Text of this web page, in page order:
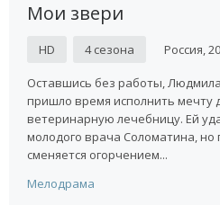
Мои звери
HD 4 сезона Россия,
Оставшись без работы,
пришло время исполнить мечту
ветеринарную лечебницу. Ей
молодого врача Соломатина, но
сменяется огорчением...
Мелодрама